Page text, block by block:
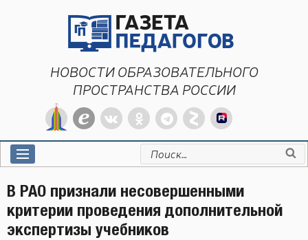
НОВОСТИ ОБРАЗОВАТЕЛЬНОГО
ПРОСТРАНСТВА РОССИИ
Искать:
В РАО признали несовершенными
критерии проведения дополнительной
экспертизы учебников